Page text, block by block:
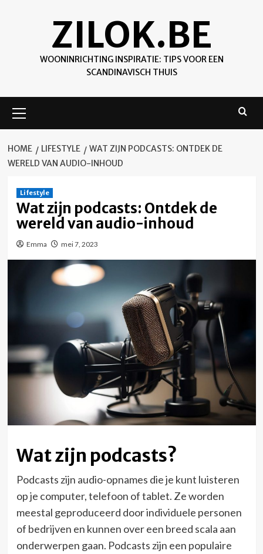
ZILOK.BE
WOONINRICHTING INSPIRATIE: TIPS VOOR EEN
SCANDINAVISCH THUIS
Menu
HOME LIFESTYLE
WAT ZIJN PODCASTS: ONTDEK DE
WERELD VAN AUDIO-INHOUD
Lifestyle
Wat zijn podcasts: Ontdek de
wereld van audio-inhoud
Emma mei 7, 2023
Wat zijn podcasts?
Podcasts zijn audio-opnames die je kunt luisteren
op je computer, telefoon of tablet. Ze worden
meestal geproduceerd door individuele personen
of bedrijven en kunnen over een breed scala aan
onderwerpen gaan. Podcasts zijn een populaire